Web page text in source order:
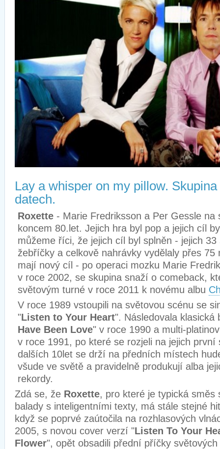
Lay a whisper on my pillow.
datech.
Roxette - Marie Fredriksson a Per Gessle na
koncem 80.let. Jejich hra byl pop a jejich cíl
můžeme říci, že jejich cíl byl splněn - jejich 33
žebříčky a celkově nahrávky vydělaly přes 75
mají nový cíl - po operaci mozku Marie
v roce 2002, se skupina snaží o comeback,
světovým turné v roce 2011 k novému albu
V roce 1989 vstoupili na světovou scénu se
"Listen to Your Heart". Následovala klasická
Have Been Love" v roce 1990 a multi-
v roce 1991, po které se rozjeli na jejich první
dalších 10let se drží na předních místech
všude ve světě a pravidelně produkují alba
rekordy.
Zdá se, že Roxette, pro které je typická směs
balady s inteligentními texty, má stále stejné
když se poprvé zaútočila na rozhlasových
2005, s novou cover verzí "Listen To Your
Flower", opět obsadili přední příčky